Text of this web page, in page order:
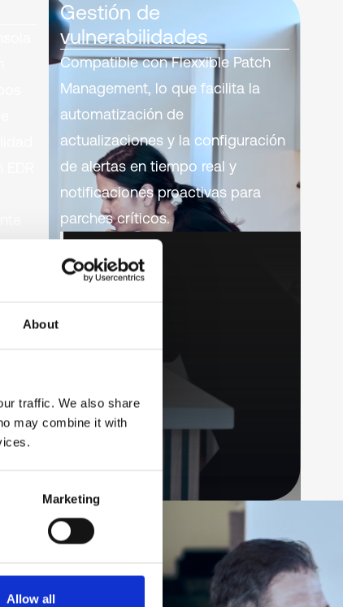
About
traffic. We also share
may combine it with
Marketing
Allow all
Gestión de
vulnerabilidades
Compatible con Flexxible Patch
Management, lo que facilita la
automatización de
actualizaciones y la configuración
de alertas en tiempo real y
notificaciones proactivas para
parches críticos.